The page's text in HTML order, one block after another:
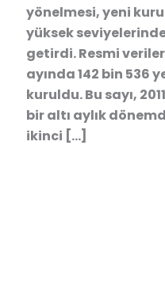
yönelmesi, yeni
yüksek
getirdi. Resmi
ayında 142 bin 536
kuruldu. Bu sayı,
bir altı aylık
ikinci […]